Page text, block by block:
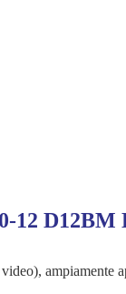
12 D12BM
ampiamente